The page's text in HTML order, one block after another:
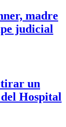
madre
judicial
un
Hospital